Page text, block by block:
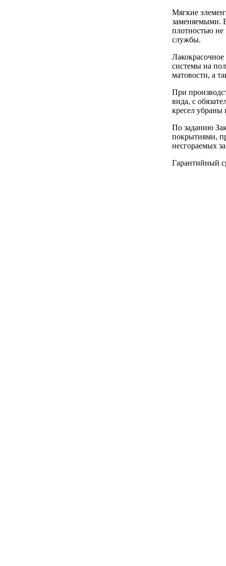
Мягкие
заменяемыми.
плотностью не
службы.
системы на
матовости, а
При
вида, с
кресел
По заданию
покрытиями,
несгораемых
Гарантийный